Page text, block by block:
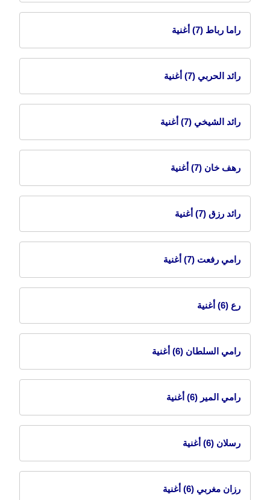
راما رباط (7) أغنية
رائد الحربي (7) أغنية
رائد الشيخي (7) أغنية
رهف خان (7) أغنية
رائد رزق (7) أغنية
رامي رفعت (7) أغنية
رع (6) أغنية
رامي السلطان (6) أغنية
رامي المير (6) أغنية
رسلان (6) أغنية
رزان مغربي (6) أغنية